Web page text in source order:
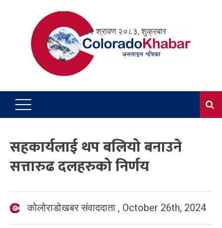
२२ श्रावण २०८३, शुक्रबार
सहकार्यलाई थप बलियो बनाउने
सत्तारुढ दलहरुको निर्णय
कोलोराडोखबर संवाददाता , October 26th, 2024